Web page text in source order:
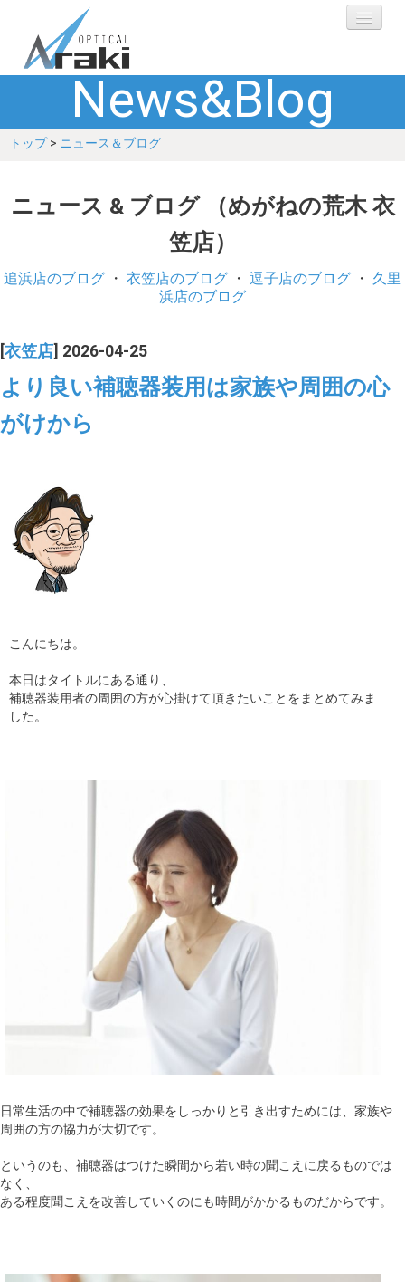
選ばれる理由
ブランド
ショップ
お客さまの声
ギャラリー
ブログ
採用
News&Blog
トップ> ニュース＆ブログ
ニュース & ブログ （めがねの荒木 衣
笠店）
追浜店のブログ ・ 衣笠店のブログ ・ 逗子店のブログ ・ 久里
浜店のブログ
衣笠店 ] 2026-04-25
より良い補聴器装用は家族や周囲の心
がけから
こんにちは。
本日はタイトルにある通り、
補聴器装用者の周囲の方が心掛けて頂きたいことをまとめてみま
した。
日常生活の中で補聴器の効果をしっかりと引き出すためには、家族や
周囲の方の協力が大切です。
というのも、補聴器はつけた瞬間から若い時の聞こえに戻るものでは
なく、
ある程度聞こえを改善していくのにも時間がかかるものだからです。